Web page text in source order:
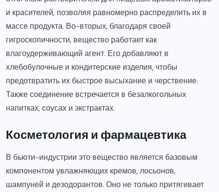
и красителей, позволяя равномерно распределить их в
массе продукта. Во-вторых, благодаря своей
гигроскопичности, вещество работает как
влагоудерживающий агент. Его добавляют в
хлебобулочные и кондитерские изделия, чтобы
предотвратить их быстрое высыхание и черствение.
Также соединение встречается в безалкогольных
напитках, соусах и экстрактах.
Косметология и фармацевтика
В бьюти-индустрии это вещество является базовым
компонентом увлажняющих кремов, лосьонов,
шампуней и дезодорантов. Оно не только притягивает